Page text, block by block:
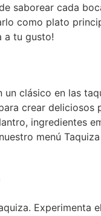
saborear cada
como plato
a tu gusto!
clásico en las
crear deliciosos
ingredientes
menú
Experimenta